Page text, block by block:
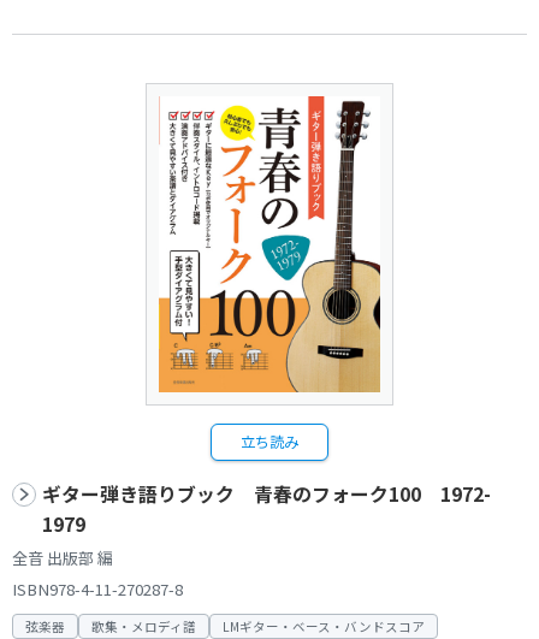
立ち読み
ギター弾き語りブック 青春のフォーク100 1972-
1979
全音 出版部 編
ISBN978-4-11-270287-8
弦楽器 歌集・メロディ譜 LMギター・ベース・バンドスコア